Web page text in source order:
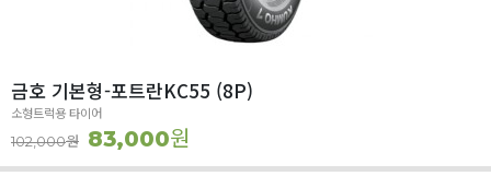
금호 기본형-포트란KC55 (8P)
소형트럭용 타이어
102,000원 83,000원